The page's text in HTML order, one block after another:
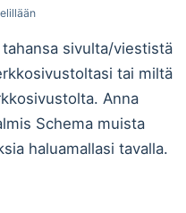
sivulta/viestistä
tai miltä
Anna
Schema muista
haluamallasi tavalla.